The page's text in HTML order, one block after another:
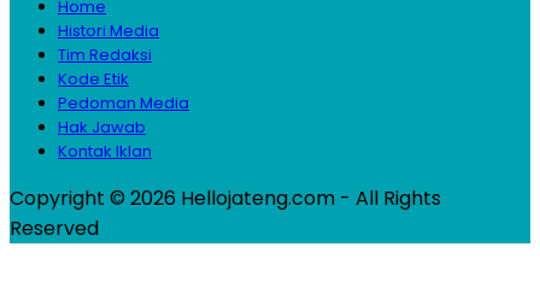
Home
Histori Media
Tim Redaksi
Kode Etik
Pedoman Media
Hak Jawab
Kontak Iklan
Copyright © 2026 Hellojateng.com - All Rights
Reserved